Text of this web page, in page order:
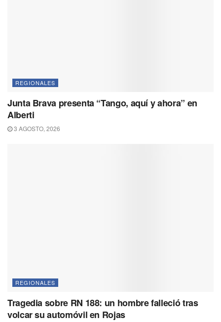
REGIONALES
Junta Brava presenta “Tango, aquí y ahora” en
Alberti
3 AGOSTO, 2026
REGIONALES
Tragedia sobre RN 188: un hombre falleció tras
volcar su automóvil en Rojas